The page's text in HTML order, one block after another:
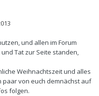
und allen im Forum
Tat zur Seite standen,
Weihnachtszeit und alles
paar von euch demnächst auf
folgen.